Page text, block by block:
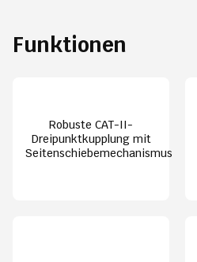
Funktionen
Robuste CAT-II-
Dreipunktkupplung mit
Seitenschiebemechanismus